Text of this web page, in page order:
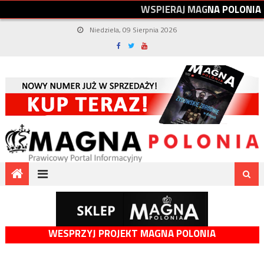
WSPIERAJMAGNAPOLONIA
Niedziela, 09 Sierpnia 2026
WESPRZYJ PROJEKT MAGNA POLONIA